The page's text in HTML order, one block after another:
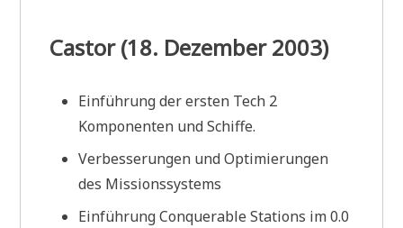
Castor (18. Dezember 2003)
Einführung der ersten Tech 2
Komponenten und Schiffe.
Verbesserungen und Optimierungen
des Missionssystems
Einführung Conquerable Stations im 0.0